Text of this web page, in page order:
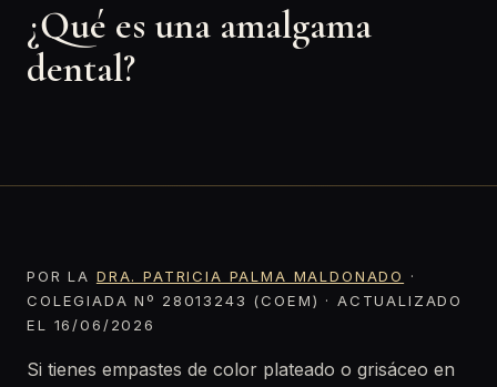
¿Qué es una amalgama
dental?
POR LA DRA. PATRICIA PALMA MALDONADO
·
COLEGIADA Nº 28013243 (COEM) · ACTUALIZADO
EL 16/06/2026
Si tienes empastes de color plateado o grisáceo en